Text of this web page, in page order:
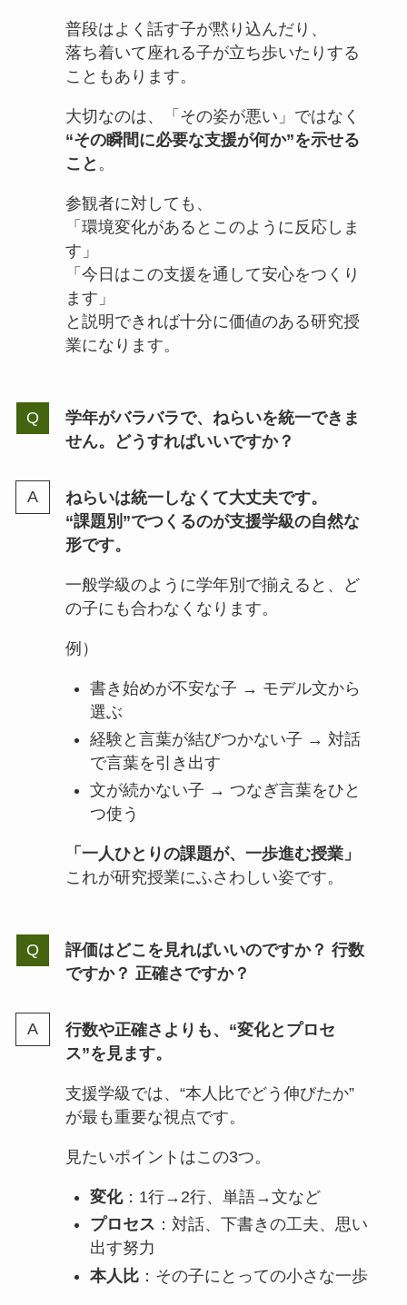
普段はよく話す子が黙り込んだり、
落ち着いて座れる子が立ち歩いたりする
こともあります。
大切なのは、「その姿が悪い」ではなく
“その瞬間に必要な支援が何か”を示せる
こと 。
参観者に対しても、
「環境変化があるとこのように反応しま
す」
「今日はこの支援を通して安心をつくり
ます」
と説明できれば十分に価値のある研究授
業になります。
学年がバラバラで、ねらいを統一できま
せん。どうすればいいですか？
ねらいは統一しなくて大丈夫です。
“課題別”でつくるのが支援学級の自然な
形です。
一般学級のように学年別で揃えると、ど
の子にも合わなくなります。
例）
書き始めが不安な子 → モデル文から
選ぶ
経験と言葉が結びつかない子 → 対話
で言葉を引き出す
文が続かない子 → つなぎ言葉をひと
つ使う
「一人ひとりの課題が、一歩進む授業」
これが研究授業にふさわしい姿です。
評価はどこを見ればいいのですか？ 行数
ですか？ 正確さですか？
行数や正確さよりも、“変化とプロセ
ス”を見ます。
支援学級では、“本人比でどう伸びたか”
が最も重要な視点です。
見たいポイントはこの3つ。
変化：1行→2行、単語→文など
プロセス ：対話、下書きの工夫、思い
出す努力
本人比：その子にとっての小さな一歩